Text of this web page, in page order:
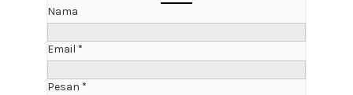
Nama
Email *
Pesan *